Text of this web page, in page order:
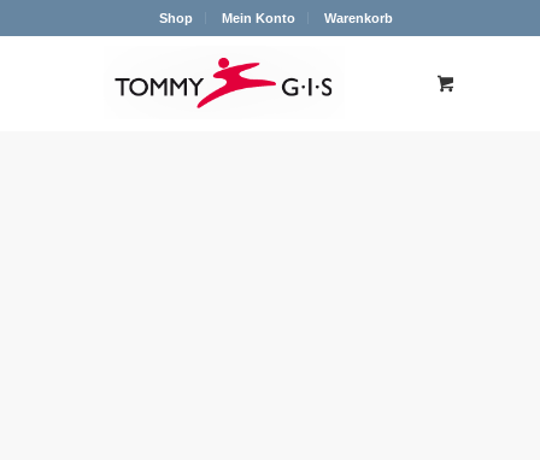
Shop Mein Konto Warenkorb